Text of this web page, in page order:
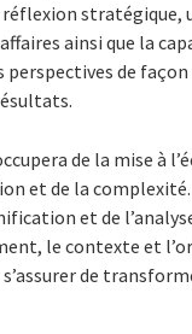
stratégique,
ainsi que la
perspectives de
de la mise à
et de la complexité.
et de
le contexte et
de